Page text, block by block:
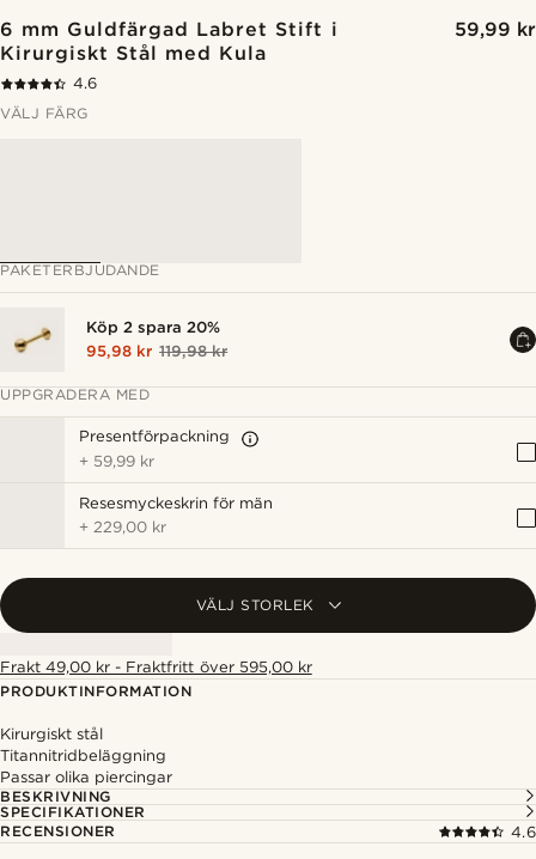
6 mm Guldfärgad Labret Stift i
Kirurgiskt Stål med Kula
59,99 kr
4.6
VÄLJ FÄRG
PAKETERBJUDANDE
Köp 2 spara 20%
95,98 kr 119,98 kr
UPPGRADERA MED
Presentförpackning
+ 59,99 kr
Resesmyckeskrin för män
+ 229,00 kr
VÄLJ STORLEK
Frakt 49,00 kr - Fraktfritt över 595,00 kr
PRODUKTINFORMATION
Kirurgiskt stål
Titannitridbeläggning
Passar olika piercingar
BESKRIVNING
SPECIFIKATIONER
RECENSIONER
4.6